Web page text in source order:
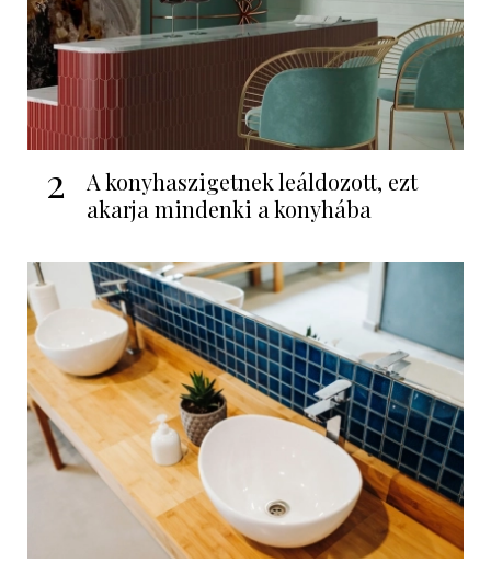
2
A konyhaszigetnek leáldozott, ezt
akarja mindenki a konyhába